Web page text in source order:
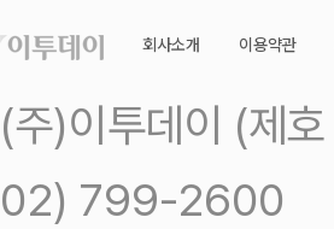
회사소개 이용약관
(주)이투데이 (제
02) 799-2600